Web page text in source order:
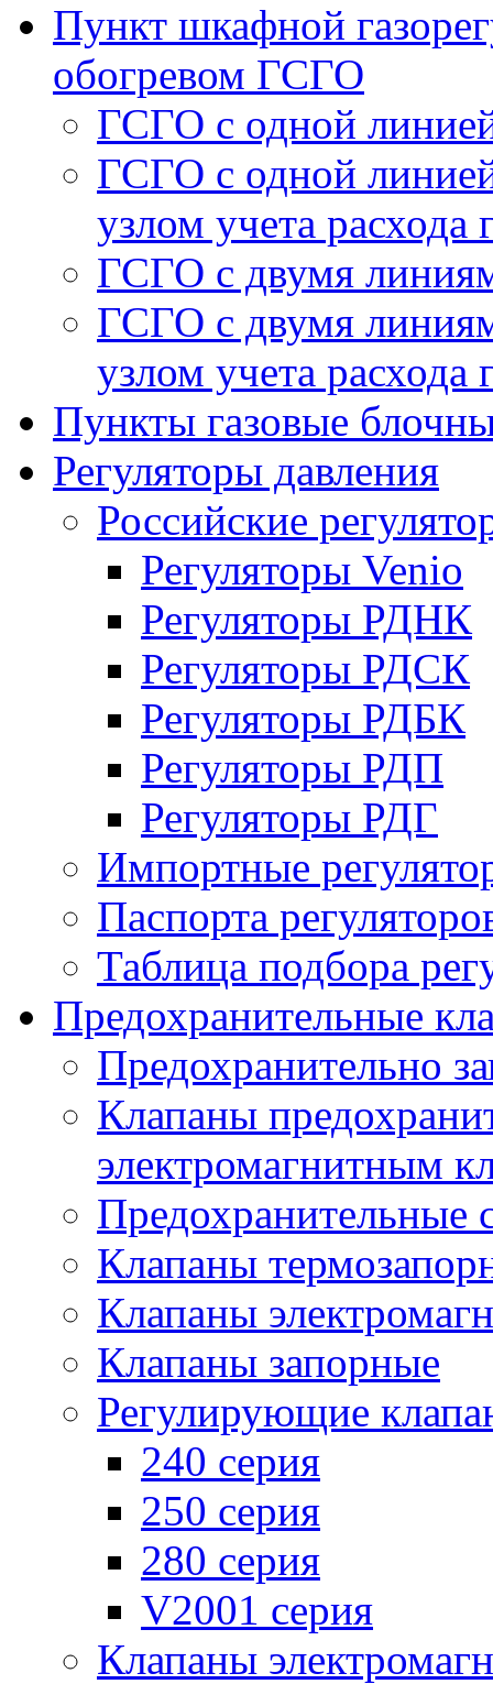
Пункт шкафной
обогревом ГСГО
ГСГО с одной
ГСГО c одной
узлом учета расхода
ГСГО с двумя
ГСГО с двумя
узлом учета расхода
Пункты газовые
Регуляторы давления
Российские
Регуляторы Venio
Регуляторы РДНК
Регуляторы РДСК
Регуляторы РДБК
Регуляторы РДП
Регуляторы РДГ
Импортные
Паспорта
Таблица подбора
Предохранительные
Предохранительно
Клапаны
электромагнитным
Предохранительные
Клапаны
Клапаны
Клапаны запорные
Регулирующие
240 серия
250 серия
280 серия
V2001 серия
Клапаны